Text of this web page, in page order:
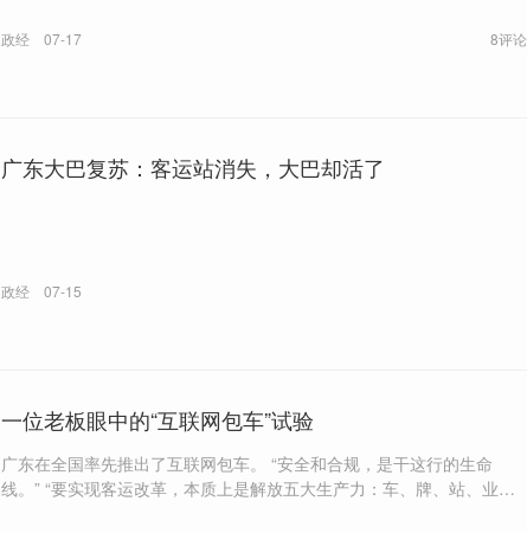
政经 07-17 8评论
广东大巴复苏：客运站消失，大巴却活了
政经 07-15
一位老板眼中的“互联网包车”试验
广东在全国率先推出了互联网包车。 “安全和合规，是干这行的生命
线。” “要实现客运改革，本质上是解放五大生产力：车、牌、站、业务